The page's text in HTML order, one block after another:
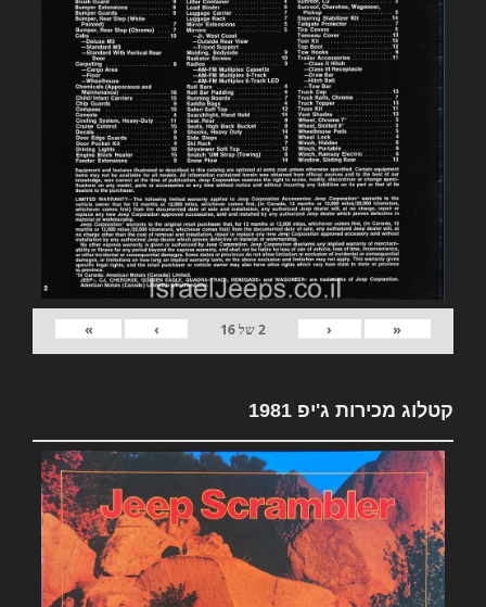
«
‹
2של16
›
»
קטלוג מכירות ג'יפ 1981